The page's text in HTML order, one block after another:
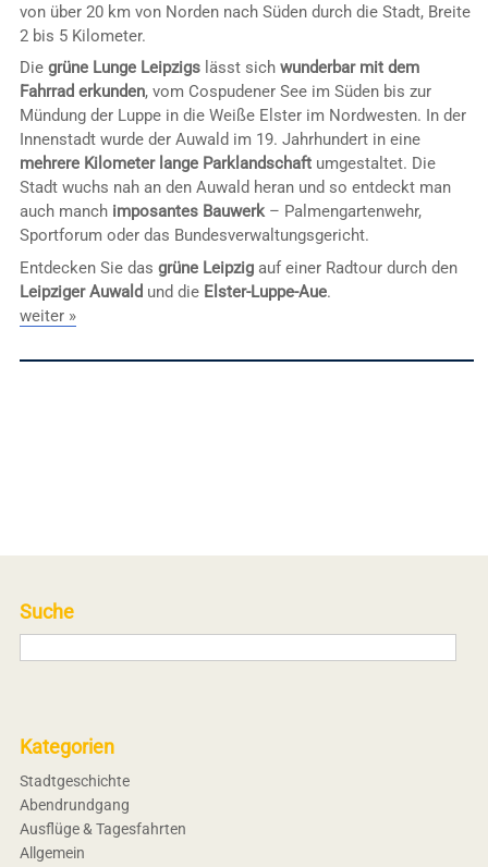
von über 20 km von Norden nach Süden durch die Stadt, Breite
2 bis 5 Kilometer.
Die grüne Lunge Leipzigslässt sich wunderbar mit dem
Fahrrad erkunden, vom Cospudener See im Süden bis zur
Mündung der Luppe in die Weiße Elster im Nordwesten. In der
Innenstadt wurde der Auwald im 19. Jahrhundert in eine
mehrere Kilometer lange Parklandschaftumgestaltet. Die
Stadt wuchs nah an den Auwald heran und so entdeckt man
auch manch imposantes Bauwerk– Palmengartenwehr,
Sportforum oder das Bundesverwaltungsgericht.
Entdecken Sie das grüne Leipzigauf einer Radtour durch den
Leipziger Auwald und die Elster-Luppe-Aue.
weiter »
Suche
Kategorien
Stadtgeschichte
Abendrundgang
Ausflüge & Tagesfahrten
Allgemein